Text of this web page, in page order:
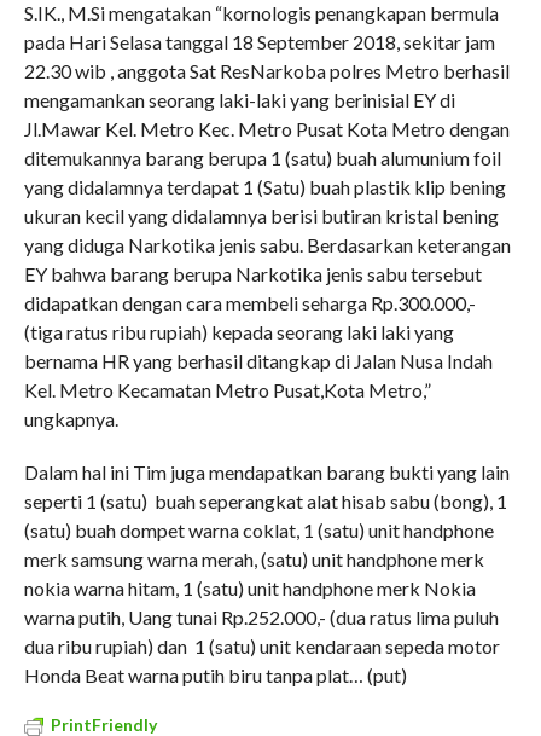
S.IK., M.Si mengatakan “kornologis penangkapan bermula
pada Hari Selasa tanggal 18 September 2018, sekitar jam
22.30 wib , anggota Sat ResNarkoba polres Metro berhasil
mengamankan seorang laki-laki yang berinisial EY di
Jl.Mawar Kel. Metro Kec. Metro Pusat Kota Metro dengan
ditemukannya barang berupa 1 (satu) buah alumunium foil
yang didalamnya terdapat 1 (Satu) buah plastik klip bening
ukuran kecil yang didalamnya berisi butiran kristal bening
yang diduga Narkotika jenis sabu. Berdasarkan keterangan
EY bahwa barang berupa Narkotika jenis sabu tersebut
didapatkan dengan cara membeli seharga Rp.300.000,-
(tiga ratus ribu rupiah) kepada seorang laki laki yang
bernama HR yang berhasil ditangkap di Jalan Nusa Indah
Kel. Metro Kecamatan Metro Pusat,Kota Metro,”
ungkapnya.
Dalam hal ini Tim juga mendapatkan barang bukti yang lain
seperti 1 (satu) buah seperangkat alat hisab sabu (bong), 1
(satu) buah dompet warna coklat, 1 (satu) unit handphone
merk samsung warna merah, (satu) unit handphone merk
nokia warna hitam, 1 (satu) unit handphone merk Nokia
warna putih, Uang tunai Rp.252.000,- (dua ratus lima puluh
dua ribu rupiah) dan 1 (satu) unit kendaraan sepeda motor
Honda Beat warna putih biru tanpa plat… (put)
PrintFriendly